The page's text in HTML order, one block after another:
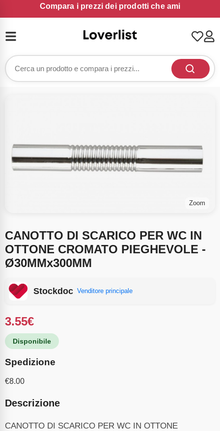
Compara i prezzi dei prodotti che ami
Zoom
CANOTTO DI SCARICO PER WC IN
OTTONE CROMATO PIEGHEVOLE -
Ø30MMx300MM
Stockdoc Venditore principale
3.55€
Disponibile
Spedizione
€8.00
Descrizione
CANOTTO DI SCARICO PER WC IN OTTONE